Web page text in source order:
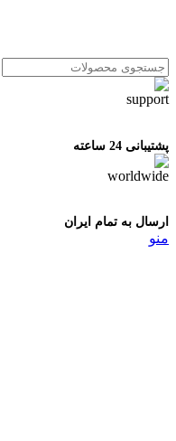
پشتیبانی 24 ساعته
ارسال به تمام ایران
منو